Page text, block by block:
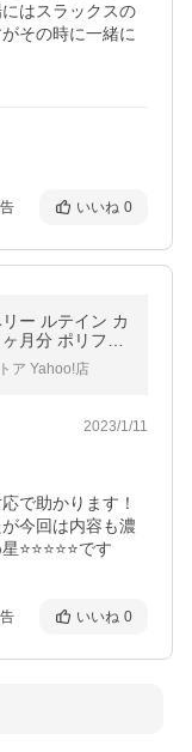
はスラックスの
その時に一緒に
いいね 0
ー ルテイン カ
月分 ポリフェ
ア Yahoo!店
2023/1/11
で助かります！
今回は内容も濃
です
いいね 0